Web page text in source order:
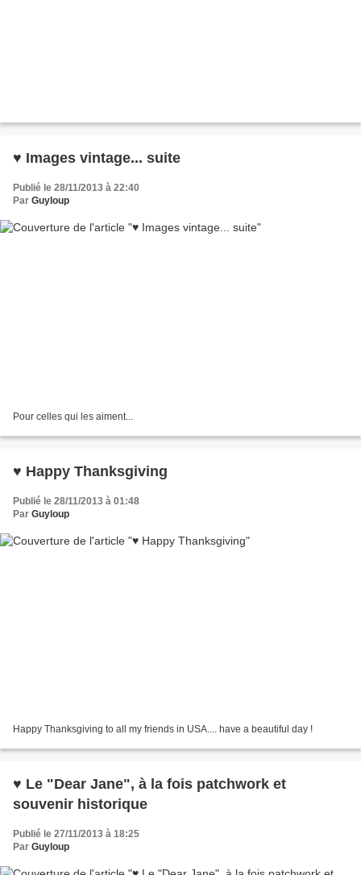
♥ Images vintage... suite
Publié le 28/11/2013 à 22:40
Par Guyloup
Pour celles qui les aiment...
♥ Happy Thanksgiving
Publié le 28/11/2013 à 01:48
Par Guyloup
Happy Thanksgiving to all my friends in USA.... have a beautiful day !
♥ Le "Dear Jane", à la fois patchwork et
souvenir historique
Publié le 27/11/2013 à 18:25
Par Guyloup